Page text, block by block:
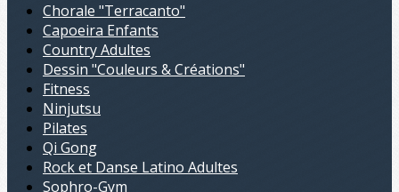
Chorale "Terracanto"
Capoeira Enfants
Country Adultes
Dessin "Couleurs & Créations"
Fitness
Ninjutsu
Pilates
Qi Gong
Rock et Danse Latino Adultes
Sophro-Gym